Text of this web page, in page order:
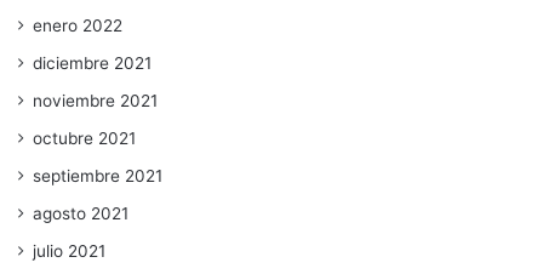
enero 2022
diciembre 2021
noviembre 2021
octubre 2021
septiembre 2021
agosto 2021
julio 2021